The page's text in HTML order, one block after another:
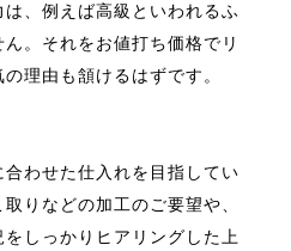
、例えば高級といわれるふ
。それをお値打ち価格でリ
理由も頷けるはずです。
わせた仕入れを目指してい
りなどの加工のご要望や、
しっかりヒアリングした上